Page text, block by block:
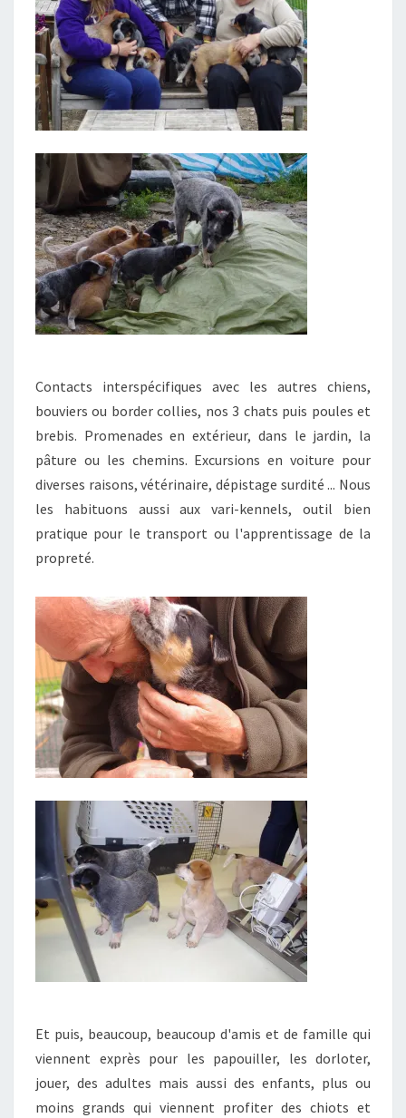
Contacts interspécifiques avec les autres chiens,
bouviers ou border collies, nos 3 chats puis poules et
brebis. Promenades en extérieur, dans le jardin, la
pâture ou les chemins. Excursions en voiture pour
diverses raisons, vétérinaire, dépistage surdité ... Nous
les habituons aussi aux vari-kennels, outil bien
pratique pour le transport ou l'apprentissage de la
propreté.
Et puis, beaucoup, beaucoup d'amis et de famille qui
viennent exprès pour les papouiller, les dorloter,
jouer, des adultes mais aussi des enfants, plus ou
moins grands qui viennent profiter des chiots et